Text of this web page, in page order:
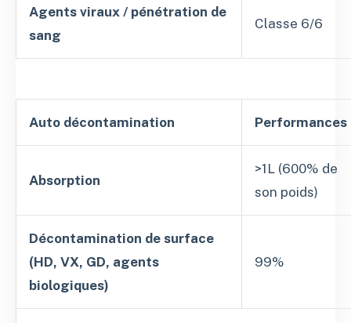
Agents viraux / pénétration de
sang
Classe 6/6
Auto décontamination Performances
Absorption
>1L (600% de
son poids)
Décontamination de surface
(HD, VX, GD, agents
biologiques)
99%